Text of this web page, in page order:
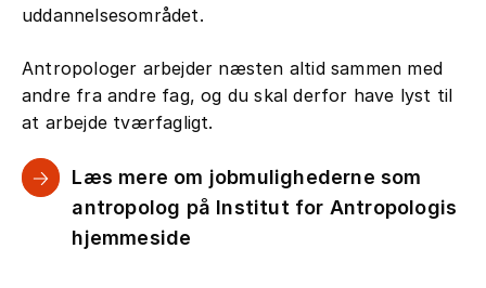
uddannelsesområdet.
Antropologer arbejder næsten altid sammen med
andre fra andre fag, og du skal derfor have lyst til
at arbejde tværfagligt.
Læs mere om jobmulighederne som
antropolog på Institut for Antropologis
hjemmeside